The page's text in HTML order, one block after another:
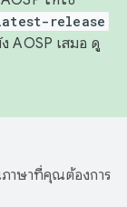
release
AOSP เสมอ ดู
าษาที่คุณต้องการ